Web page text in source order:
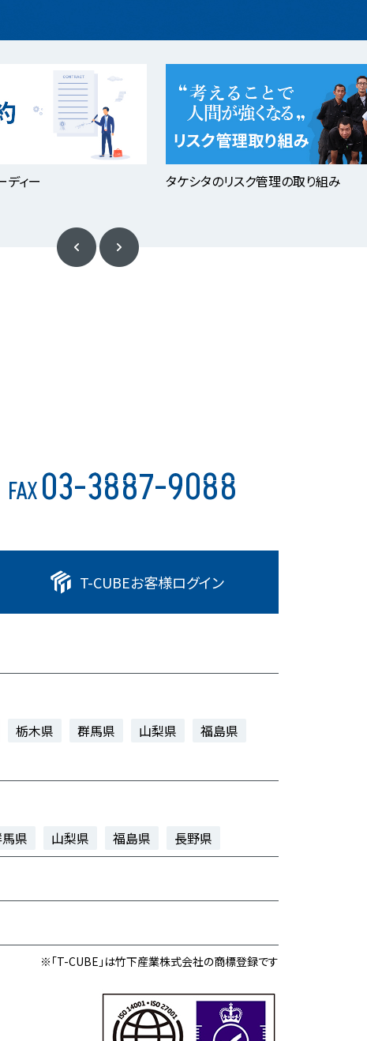
ディー タケシタのリスク管理の取り組み
FAX03-3887-9088
T-CUBEお客様ログイン
栃木県 群馬県 山梨県
福島県
県 山梨県 福島県 長野県
※「T-CUBE」は竹下産業株式会社の商標登録です